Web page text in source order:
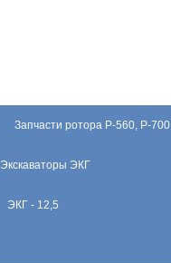
Запчасти ротора Р-560, Р-700
Экскаваторы ЭКГ
ЭКГ - 12,5